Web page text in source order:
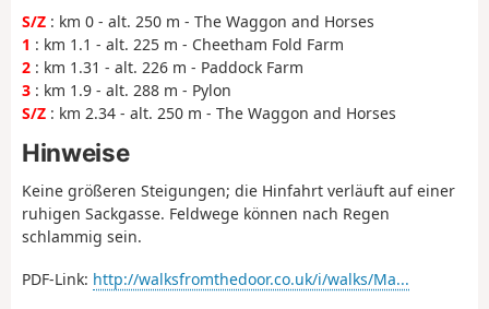
S/Z : km 0 - alt. 250 m - The Waggon and Horses
1 : km 1.1 - alt. 225 m - Cheetham Fold Farm
2 : km 1.31 - alt. 226 m - Paddock Farm
3 : km 1.9 - alt. 288 m - Pylon
S/Z : km 2.34 - alt. 250 m - The Waggon and Horses
Hinweise
Keine größeren Steigungen; die Hinfahrt verläuft auf einer
ruhigen Sackgasse. Feldwege können nach Regen
schlammig sein.
PDF-Link: http://walksfromthedoor.co.uk/i/walks/Ma...